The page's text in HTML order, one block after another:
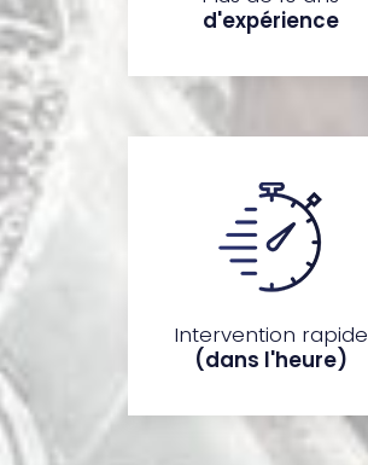
d'expérience
Intervention rapide
(dans l'heure)